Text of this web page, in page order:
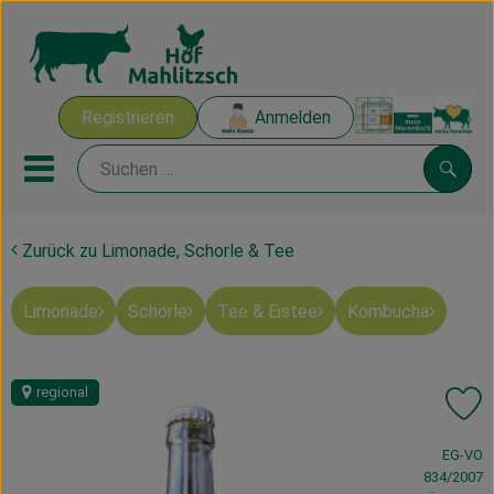
Registrieren Anmelden
Mobiles Menu öffnen oder
Ökokisten
Mahlitzscher Produkte
Zurück zu Limonade, Schorle & Tee
Limonade Schorle Tee & Eistee Kombucha
regional
, Verband:
EG-VO
834/2007